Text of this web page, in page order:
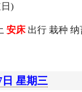
)
安床出行 栽种 纳
日 星期三